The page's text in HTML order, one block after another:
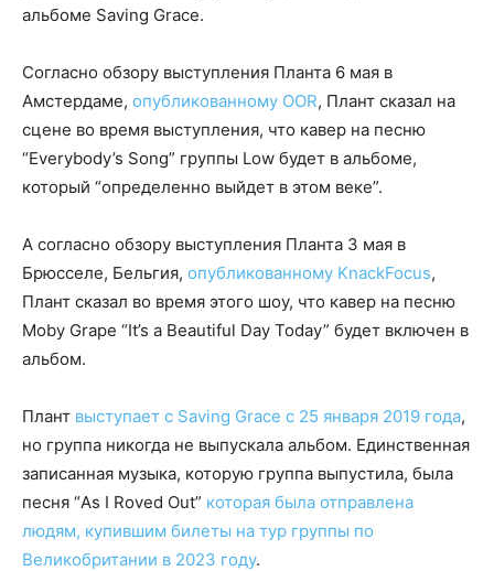
альбоме Saving Grace.
Согласно обзору выступления Планта 6 мая в
Амстердаме, опубликованному OOR, Плант сказал на
сцене во время выступления, что кавер на песню
“Everybody’s Song” группы Low будет в альбоме,
который “определенно выйдет в этом веке”.
А согласно обзору выступления Планта 3 мая в
Брюсселе, Бельгия, опубликованному KnackFocus,
Плант сказал во время этого шоу, что кавер на песню
Moby Grape “It’s a Beautiful Day Today” будет включен в
альбом.
Плант выступает с Saving Grace с 25 января 2019 года,
но группа никогда не выпускала альбом. Единственная
записанная музыка, которую группа выпустила, была
песня “As I Roved Out” которая была отправлена
людям, купившим билеты на тур группы по
Великобритании в 2023 году.